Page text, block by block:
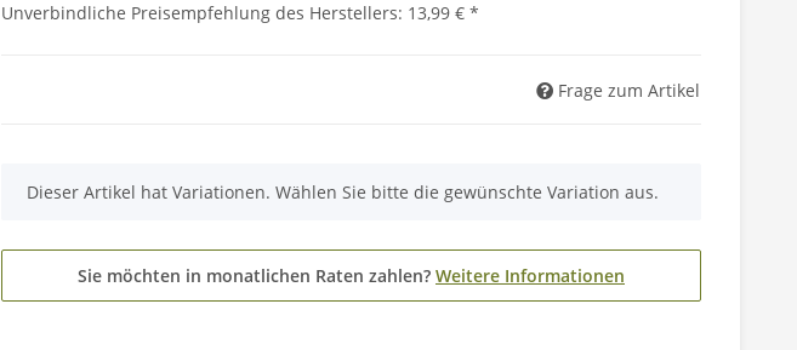
Unverbindliche Preisempfehlung des Herstellers: 13,99 € *
Frage zum Artikel
x
Dieser Artikel hat Variationen. Wählen Sie bitte die gewünschte Variation aus.
Sie möchten in monatlichen Raten zahlen? Weitere Informationen